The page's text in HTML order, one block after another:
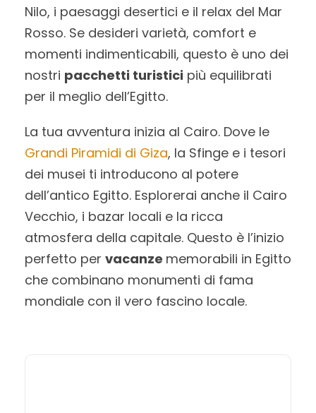
Nilo, i paesaggi desertici e il relax del Mar
Rosso. Se desideri varietà, comfort e
momenti indimenticabili, questo è uno dei
nostri pacchetti turistici più equilibrati
per il meglio dell’Egitto.
La tua avventura inizia al Cairo. Dove le
Grandi Piramidi di Giza, la Sfinge e i tesori
dei musei ti introducono al potere
dell’antico Egitto. Esplorerai anche il Cairo
Vecchio, i bazar locali e la ricca
atmosfera della capitale. Questo è l’inizio
perfetto per vacanze memorabili in Egitto
che combinano monumenti di fama
mondiale con il vero fascino locale.